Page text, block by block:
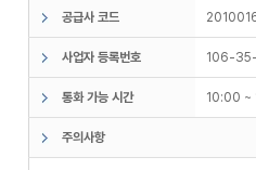
공급사 코드
사업자 등록번호 106-
통화 가능 시간 10:00
주의사항